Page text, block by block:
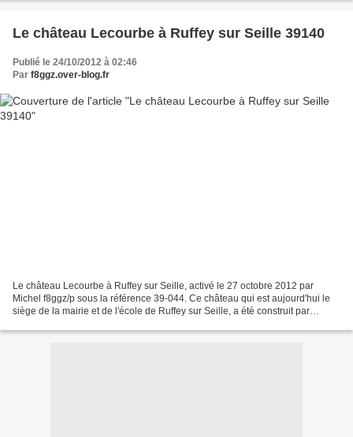
Le château Lecourbe à Ruffey sur Seille 39140
Publié le 24/10/2012 à 02:46
Par f8ggz.over-blog.fr
Le château Lecourbe à Ruffey sur Seille, activé le 27 octobre 2012 par
Michel f8ggz/p sous la référence 39-044. Ce château qui est aujourd'hui le
siège de la mairie et de l'école de Ruffey sur Seille, a été construit par